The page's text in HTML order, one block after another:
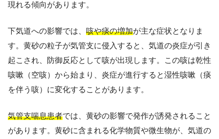
現れる傾向があります。
下気道への影響では、 咳や痰の増加が主な症状となりま
す。黄砂の粒子が気管支に侵入すると、気道の炎症が引き
起こされ、防御反応として咳が出現します。この咳は乾性
咳嗽（空咳）から始まり、炎症が進行すると湿性咳嗽（痰
を伴う咳）に変化することがあります。
気管支喘息患者では、黄砂の影響で発作が誘発されること
があります。黄砂に含まれる化学物質や微生物が、気道の